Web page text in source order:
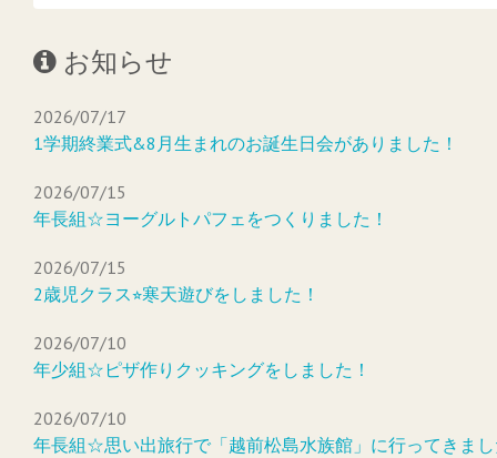
お知らせ
2026/07/17
1学期終業式&8月生まれのお誕生日会がありました！
2026/07/15
年長組☆ヨーグルトパフェをつくりました！
2026/07/15
2歳児クラス⭐︎寒天遊びをしました！
2026/07/10
年少組☆ピザ作りクッキングをしました！
2026/07/10
年長組☆思い出旅行で「越前松島水族館」に行ってきま